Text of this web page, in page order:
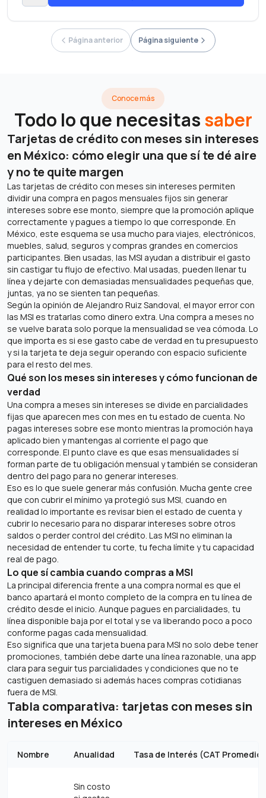
“Referidos” en la sección Promociones.
tradicionales de lunes a domingo. Starbucks Rewards: 30% de
bonificación al comprar en la aplicación los días domingo.
Banca Digital Administra tu tarjeta desde Banorte Móvil y Banco en
Línea: consulta saldos, difiere compras y más.
Página anterior Página siguiente
Conoce más
Todo lo que necesitassaber
Tarjetas de crédito con meses sin intereses
en México: cómo elegir una que sí te dé aire
y no te quite margen
Las tarjetas de crédito con meses sin intereses permiten
dividir una compra en pagos mensuales fijos sin generar
intereses sobre ese monto, siempre que la promoción aplique
correctamente y pagues a tiempo lo que corresponde. En
México, este esquema se usa mucho para viajes, electrónicos,
muebles, salud, seguros y compras grandes en comercios
participantes. Bien usadas, las MSI ayudan a distribuir el gasto
sin castigar tu flujo de efectivo. Mal usadas, pueden llenar tu
línea y dejarte con demasiadas mensualidades pequeñas que,
juntas, ya no se sienten tan pequeñas.
Según la opinión de Alejandro Ruiz Sandoval, el mayor error con
las MSI es tratarlas como dinero extra. Una compra a meses no
se vuelve barata solo porque la mensualidad se vea cómoda. Lo
que importa es si ese gasto cabe de verdad en tu presupuesto
y si la tarjeta te deja seguir operando con espacio suficiente
para el resto del mes.
Qué son los meses sin intereses y cómo funcionan de
verdad
Una compra a meses sin intereses se divide en parcialidades
fijas que aparecen mes con mes en tu estado de cuenta. No
pagas intereses sobre ese monto mientras la promoción haya
aplicado bien y mantengas al corriente el pago que
corresponde. El punto clave es que esas mensualidades sí
forman parte de tu obligación mensual y también se consideran
dentro del pago para no generar intereses.
Eso es lo que suele generar más confusión. Mucha gente cree
que con cubrir el mínimo ya protegió sus MSI, cuando en
realidad lo importante es revisar bien el estado de cuenta y
cubrir lo necesario para no disparar intereses sobre otros
saldos o perder control del crédito. Las MSI no eliminan la
necesidad de entender tu corte, tu fecha límite y tu capacidad
real de pago.
Lo que sí cambia cuando compras a MSI
La principal diferencia frente a una compra normal es que el
banco apartará el monto completo de la compra en tu línea de
crédito desde el inicio. Aunque pagues en parcialidades, tu
línea disponible baja por el total y se va liberando poco a poco
conforme pagas cada mensualidad.
Eso significa que una tarjeta buena para MSI no solo debe tener
promociones, también debe darte una línea razonable, una app
clara para seguir tus parcialidades y condiciones que no te
castiguen demasiado si además haces compras cotidianas
fuera de MSI.
Tabla comparativa: tarjetas con meses sin
intereses en México
Nombre Anualidad Tasa de Interés (CAT
Sin costo